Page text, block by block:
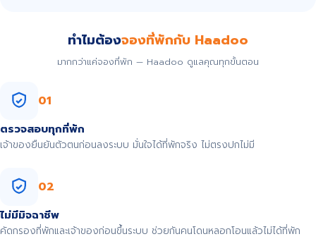
ทำไมต้องจองที่พักกับ Haadoo
มากกว่าแค่จองที่พัก — Haadoo ดูแลคุณทุกขั้นตอน
01
ตรวจสอบทุกที่พัก
เจ้าของยืนยันตัวตนก่อนลงระบบ มั่นใจได้ที่พักจริง ไม่ตรงปกไม่มี
02
ไม่มีมิจฉาชีพ
คัดกรองที่พักและเจ้าของก่อนขึ้นระบบ ช่วยกันคนโดนหลอกโอนแล้วไม่ได้ที่พัก